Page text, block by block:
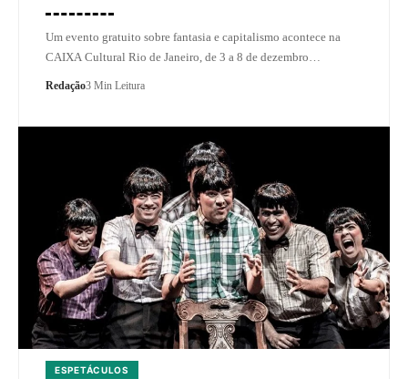
Um evento gratuito sobre fantasia e capitalismo acontece na
CAIXA Cultural Rio de Janeiro, de 3 a 8 de dezembro…
Redação3 Min Leitura
ESPETÁCULOS